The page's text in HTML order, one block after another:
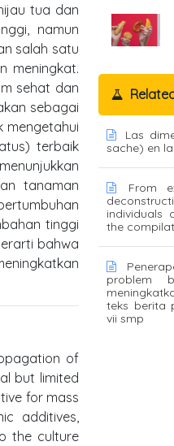
tua dan
namun
salah satu
meningkat.
sehat dan
sebagai
mengetahui
terbaik
tanaman
tinggi
bahwa
of
but limited
for mass
additives,
the culture
Las
sache) en
From
individuals
the
problem
teks berita
vii smp